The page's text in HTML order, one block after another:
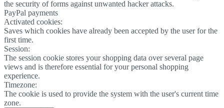
the security of forms against unwanted hacker attacks.
PayPal payments
Activated cookies:
Saves which cookies have already been accepted by the user for the
first time.
Session:
The session cookie stores your shopping data over several page
views and is therefore essential for your personal shopping
experience.
Timezone:
The cookie is used to provide the system with the user's current time
zone.